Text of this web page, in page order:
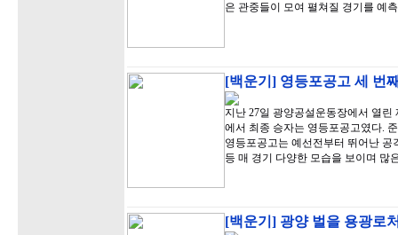
은 관중들이 모여 펼쳐질 경기를 예
[백운기] 영등포공고 세 번
지난 27일 광양공설운동장에서 열
에서 최종 승자는 영등포공고였다.
영등포공고는 예선전부터 뛰어난
등 매 경기 다양한 모습을 보이며 많
[백운기] 광양 벌을 용광로